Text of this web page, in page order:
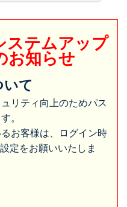
ステムアップ
お知らせ
て
リティ向上のためパス
。
お客様は、ログイン時
定をお願いいたしま